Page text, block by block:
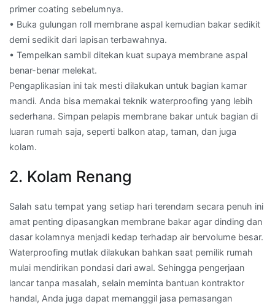
primer coating sebelumnya.
• Buka gulungan roll membrane aspal kemudian bakar sedikit
demi sedikit dari lapisan terbawahnya.
• Tempelkan sambil ditekan kuat supaya membrane aspal
benar-benar melekat.
Pengaplikasian ini tak mesti dilakukan untuk bagian kamar
mandi. Anda bisa memakai teknik waterproofing yang lebih
sederhana. Simpan pelapis membrane bakar untuk bagian di
luaran rumah saja, seperti balkon atap, taman, dan juga
kolam.
2. Kolam Renang
Salah satu tempat yang setiap hari terendam secara penuh ini
amat penting dipasangkan membrane bakar agar dinding dan
dasar kolamnya menjadi kedap terhadap air bervolume besar.
Waterproofing mutlak dilakukan bahkan saat pemilik rumah
mulai mendirikan pondasi dari awal. Sehingga pengerjaan
lancar tanpa masalah, selain meminta bantuan kontraktor
handal, Anda juga dapat memanggil jasa pemasangan